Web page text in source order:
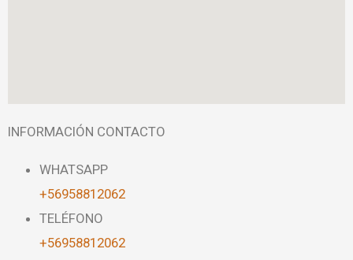
INFORMACIÓN CONTACTO
WHATSAPP
+56958812062
TELÉFONO
+56958812062